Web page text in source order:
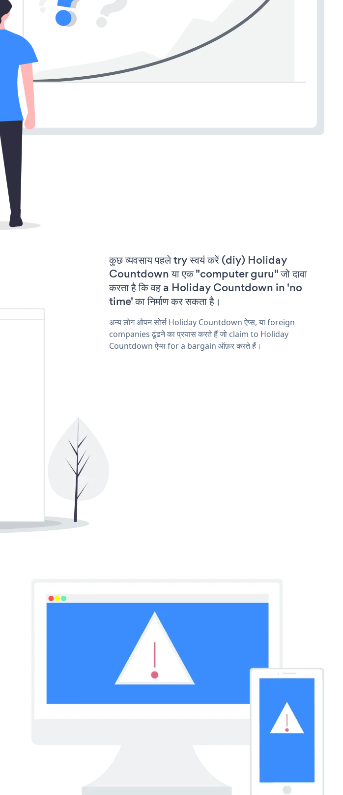
कुछ व्यवसाय पहले try स्वयं करें (diy) Holiday
Countdown या एक "computer guru" जो दावा
करता है कि वह a Holiday Countdown in 'no
time' का निर्माण कर सकता है।
अन्य लोग ओपन सोर्स Holiday Countdown ऐप्स, या foreign
companies ढूंढने का प्रयास करते हैं जो claim to Holiday
Countdown ऐप्स for a bargain ऑफ़र करते हैं।